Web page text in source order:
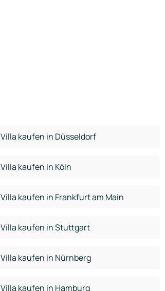
Villa kaufen in Düsseldorf
Villa kaufen in Köln
Villa kaufen in Frankfurt am Main
Villa kaufen in Stuttgart
Villa kaufen in Nürnberg
Villa kaufen in Hamburg